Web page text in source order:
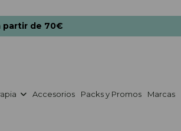
partir de 70€
Accesorios Packs y Promos Marcas